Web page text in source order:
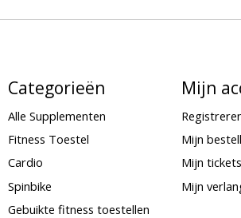
Categorieën
Alle Supplementen
Fitness Toestel
Cardio
Spinbike
Gebuikte fitness toestellen
Mijn
Mijn
Mijn tickets
Mijn